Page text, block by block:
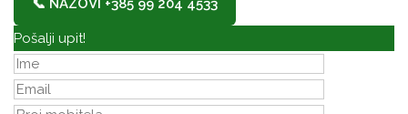
📞 NAZOVI +385 99 204 4533
Pošalji upit!